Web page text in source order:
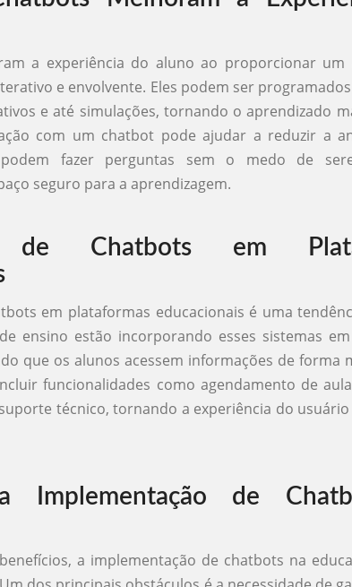
a experiência do aluno ao proporcionar um
e envolvente. Eles podem ser
e até simulações, tornando o aprendizado
com um chatbot pode ajudar a reduzir a
fazer perguntas sem o medo de
seguro para a aprendizagem.
de Chatbots em
em plataformas educacionais é uma
ensino estão incorporando esses sistemas
que os alunos acessem informações de forma
funcionalidades como agendamento de
técnico, tornando a experiência do
Implementação de
a implementação de chatbots na